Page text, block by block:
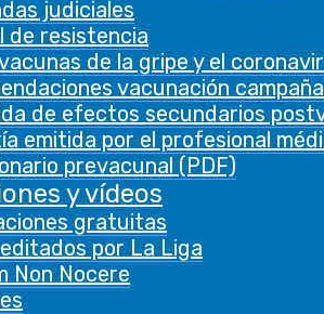
judiciales
de resistencia
de la gripe y el
vacunación
de efectos secundarios
emitida por el profesional
prevacunal (PDF)
y vídeos
gratuitas
por La Liga
Non Nocere
the category
"Necessary".
11 months
This cookie is
set by GDPR
Cookie
Consent
to store the